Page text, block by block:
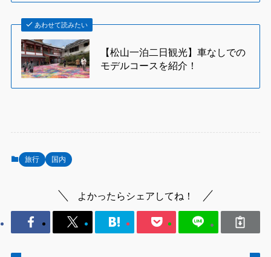
あわせて読みたい
【松山一泊二日観光】車なしでの
モデルコースを紹介！
旅行 国内
よかったらシェアしてね！